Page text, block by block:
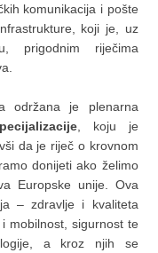
komunikacija i pošte
koji je, uz
prigodnim riječima
održana je plenarna
, koju je
da je riječ o krovnom
donijeti ako želimo
Europske unije. Ova
– zdravlje i kvaliteta
mobilnost, sigurnost te
a kroz njih se